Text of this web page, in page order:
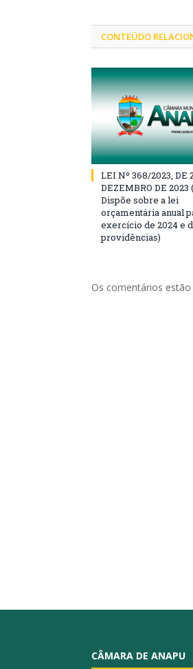
CONTEÚDO
LEI Nº 368/2023, DE
DEZEMBRO DE 2023
Dispõe sobre a lei
orçamentária anual
exercício de 2024 e
providências)
Os comentários estão
CÂMARA DE ANAPU